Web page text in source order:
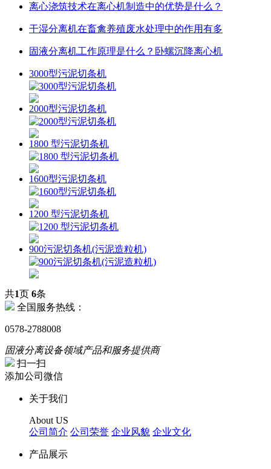
离心浇筑技术在离心机制造中的优势是什么？
干湿分离机在畜禽养殖废水处理中的作用有多
固液分离机工作原理是什么？卧螺沉降离心机
3000型污泥切条机
2000型污泥切条机
1800 型污泥切条机
1600型污泥切条机
1200 型污泥切条机
900污泥切条机(污泥造粒机)
共1页 6条
全国服务热线：
0578-2788008
固液分离设备领域产品和服务提供商
扫一扫
添加公司微信
关于我们
About US
公司简介 公司荣誉 企业风貌 企业文化
产品展示